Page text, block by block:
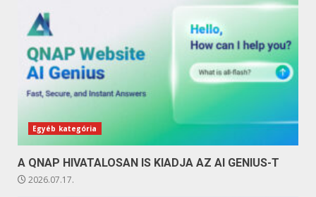
Egyéb kategória
A QNAP HIVATALOSAN IS KIADJA AZ AI GENIUS-T
2026.07.17.